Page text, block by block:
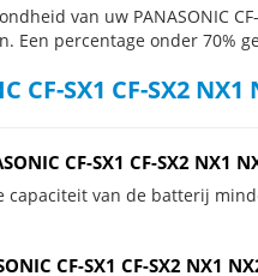
van uw PANASONIC
Een percentage onder 70%
CF-SX1 CF-SX2
CF-SX1 CF-SX2
capaciteit van de batterij
CF-SX1 CF-SX2